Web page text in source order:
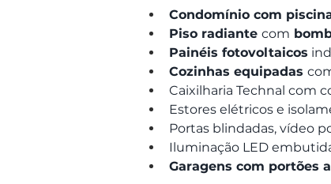
Condomínio com
Piso radiante com
Painéis fotovoltaicos
Cozinhas equipadas
Caixilharia Technal com
Estores elétricos e
Portas blindadas, vídeo
Iluminação LED
Garagens com portões